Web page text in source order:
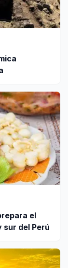
el
del Perú